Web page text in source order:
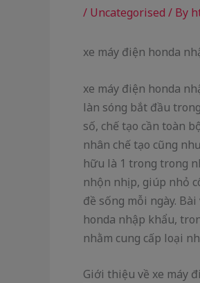
/ Uncategorised / By
xe máy điện honda
xe máy điện honda
làn sóng bắt đầu
số, chế tạo cần toàn
nhân chế tạo cũng
hữu là 1 trong trong
nhộn nhịp, giúp nhỏ
đề sống mỗi ngày.
honda nhập khẩu,
nhằm cung cấp loại
Giới thiệu về xe máy